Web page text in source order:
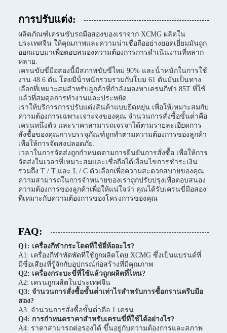
การปรับแต่ง:
ผลิตภัณฑ์เครนขับรถมือสองของเราจาก XCMG ผลิตใน
ประเทศจีน ให้คุณภาพและความน่าเชื่อถืออย่างยอดเยี่ยมมันถูก
ออกแบบมาเพื่อตอบสนองความต้องการการดําเนินงานที่หลาก
หลาย.
เครนขับขี่มือสองนี้มีสภาพขับขี่ใหม่ 90% และน้ําหนักในการใช้
งาน 48.6 ตัน โดยมีน้ําหนักรวมรวมกับโบม 61 ตันมันเป็นทาง
เลือกที่เหมาะสมสําหรับลูกค้าที่กําลังมองหาเครนกีฬา 85T ที่ใช้
แล้วที่สมดุลการทํางานและประหยัด.
เราให้บริการการปรับแต่งสินค้าแบบยืดหยุ่น เพื่อให้เหมาะสมกับ
ความต้องการเฉพาะเจาะจงของคุณ จํานวนการสั่งซื้อขั้นต่ําคือ
เครนหนึ่งตัว และราคาสามารถเจรจาได้ตามรายละเอียดการ
สั่งซื้อของคุณการบรรจุภัณฑ์ถูกทําตามความต้องการของลูกค้า
เพื่อให้การจัดส่งปลอดภัย.
เวลาในการจัดส่งถูกกําหนดตามการยืนยันการสั่งซื้อ เพื่อให้การ
จัดส่งในเวลาที่เหมาะสมและเชื่อถือได้เงื่อนไขการชําระเงิน
รวมถึง T / T และ L / C ตัวเลือกเพื่อความสะดวกสบายของคุณ
ความสามารถในการจําหน่ายของเราถูกปรับปรุงเพื่อตอบสนอง
ความต้องการของลูกค้าเพื่อให้แน่ใจว่า คุณได้รับเครนขี่มือสอง
ที่เหมาะกับความต้องการของโครงการของคุณ
FAQ:
Q1: เครื่องกีฬากระโดดที่ใช้ยี่ห้ออะไร?
A1: เครื่องกีฬาพัดพัดที่ใช้ถูกผลิตโดย XCMG ซึ่งเป็นแบรนด์ที่
มีชื่อเสียงที่รู้จักกับอุปกรณ์ก่อสร้างที่มีคุณภาพ
Q2: เครื่องกระบะขี่ที่ใช้แล้วถูกผลิตที่ไหน?
A2: เครนถูกผลิตในประเทศจีน
Q3: จํานวนการสั่งซื้อขั้นต่ําเท่าไรสําหรับการซื้อกรานครีบมือ
สอง?
A3: จํานวนการสั่งซื้อขั้นต่ําคือ 1 เครน
Q4: การกําหนดราคาสําหรับเครนขี่ที่ใช้ได้อย่างไร?
A4: ราคาสามารถต่อรองได้ ขึ้นอยู่กับความต้องการและสภาพ